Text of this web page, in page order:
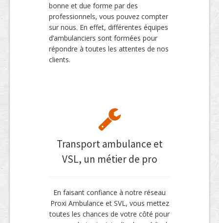
bonne et due forme par des
professionnels, vous pouvez compter
sur nous. En effet, différentes équipes
d’ambulanciers sont formées pour
répondre à toutes les attentes de nos
clients.
Transport ambulance et
VSL, un métier de pro
En faisant confiance à notre réseau
Proxi Ambulance et SVL, vous mettez
toutes les chances de votre côté pour